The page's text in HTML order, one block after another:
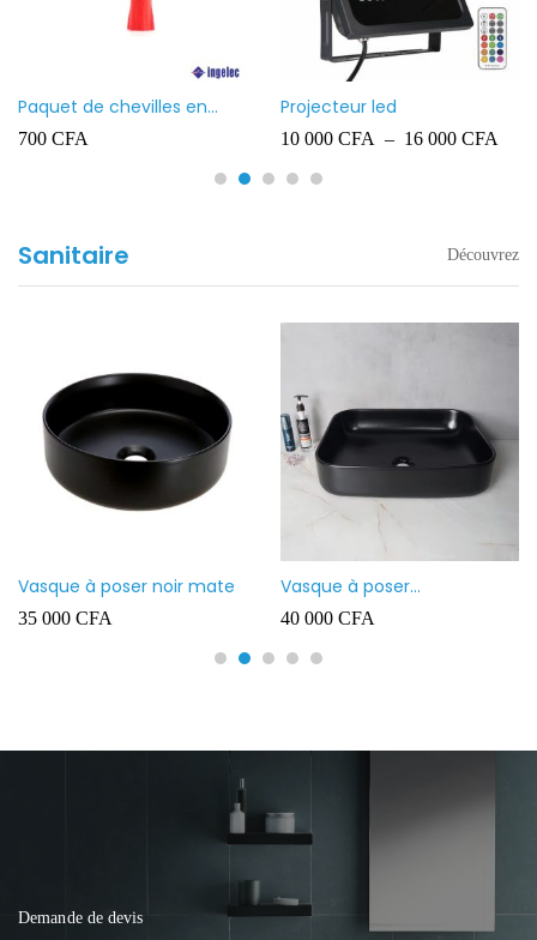
Paquet de chevilles en
plastique Ingelec – 8
700 CFA
Projecteur led
10 000 CFA – 16 000 CFA
Sanitaire Découvrez
Vasque à poser noir mate
35 000 CFA
Vasque à poser
rectangulaire noir mate
40 000 CFA
Demande de devis